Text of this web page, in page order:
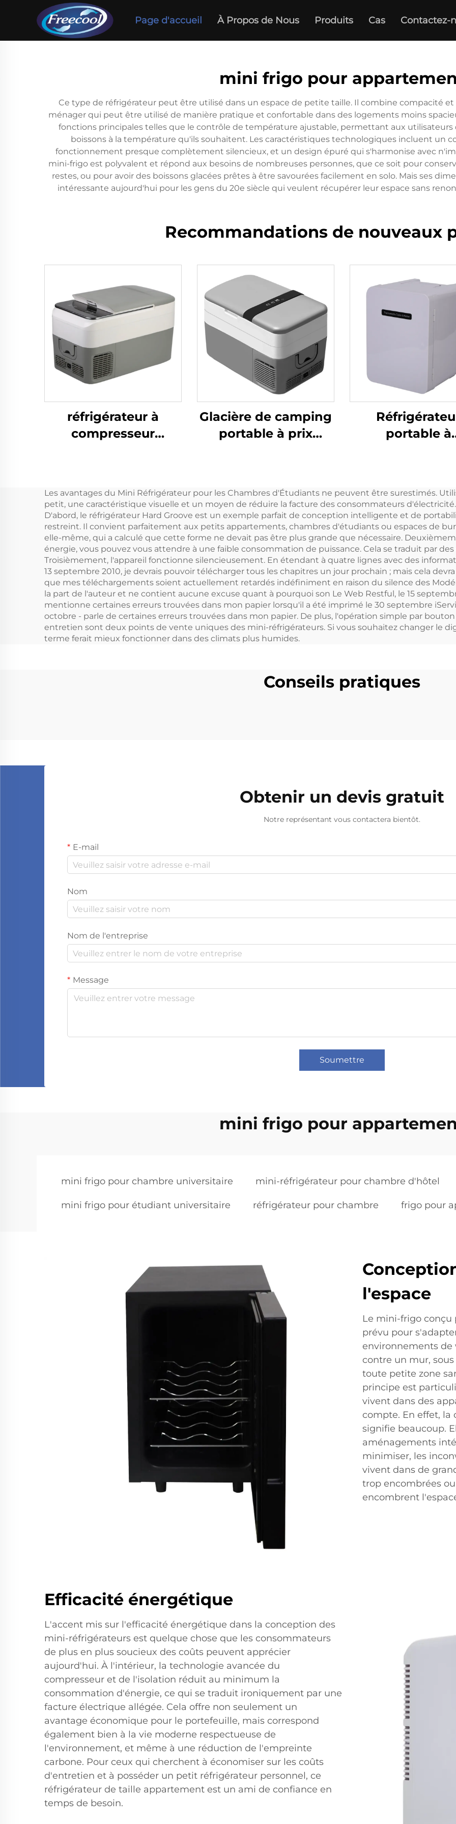
Page d'accueil À Propos de Nous Produits Cas Contactez-
mini frigo pour
Ce type de réfrigérateur peut être utilisé dans un espace de petite taille. Il combine compacité
ménager qui peut être utilisé de manière pratique et confortable dans des logements moins
fonctions principales telles que le contrôle de température ajustable, permettant aux
boissons à la température qu'ils souhaitent. Les caractéristiques technologiques incluent un
fonctionnement presque complètement silencieux, et un design épuré qui s'harmonise avec
mini-frigo est polyvalent et répond aux besoins de nombreuses personnes, que ce soit pour
restes, ou pour avoir des boissons glacées prêtes à être savourées facilement en solo. Mais ses
intéressante aujourd'hui pour les gens du 20e siècle qui veulent récupérer leur espace sans
Recommandations de nouveaux
réfrigérateur à
compresseur
voiture 12 V pour
camping, camping-
car, voyage –
Glacière de haute
qualité
Glacière de camping
portable à prix
portable à
portable pour
DC12V/
Réfrigérateurs
voiture
Les avantages du Mini Réfrigérateur pour les Chambres d'Étudiants ne peuvent être surestimés.
petit, une caractéristique visuelle et un moyen de réduire la facture des consommateurs
D'abord, le réfrigérateur Hard Groove est un exemple parfait de conception intelligente et de
restreint. Il convient parfaitement aux petits appartements, chambres d'étudiants ou espaces de
elle-même, qui a calculé que cette forme ne devait pas être plus grande que nécessaire.
énergie, vous pouvez vous attendre à une faible consommation de puissance. Cela se traduit par
Troisièmement, l'appareil fonctionne silencieusement. En étendant à quatre lignes avec des
13 septembre 2010, je devrais pouvoir télécharger tous les chapitres un jour prochain ; mais cela
que mes téléchargements soient actuellement retardés indéfiniment en raison du silence des
la part de l'auteur et ne contient aucune excuse quant à pourquoi son Le Web Restful, le 15
mentionne certaines erreurs trouvées dans mon papier lorsqu'il a été imprimé le 30 septembre
octobre - parle de certaines erreurs trouvées dans mon papier. De plus, l'opération simple par
entretien sont deux points de vente uniques des mini-réfrigérateurs. Si vous souhaitez changer le
terme ferait mieux fonctionner dans des climats plus humides.
Conseils pratiques
Obtenir un devis gratuit
Notre représentant vous contactera bientôt.
E-mail
Nom
Nom de l'entreprise
Message
Soumettre
mini frigo pour
mini frigo pour chambre universitaire mini-réfrigérateur pour chambre d'hôtel
mini frigo pour étudiant universitaire réfrigérateur pour chambre frigo pour
l'espace
Le mini-frigo
prévu pour
environnements de
contre un mur,
toute petite zone
principe est
vivent dans des
compte. En effet, la
signifie beaucoup.
aménagements
minimiser, les
vivent dans de
trop encombrées
encombrent
Efficacité énergétique
L'accent mis sur l'efficacité énergétique dans la conception des
mini-réfrigérateurs est quelque chose que les consommateurs
de plus en plus soucieux des coûts peuvent apprécier
aujourd'hui. À l'intérieur, la technologie avancée du
compresseur et de l'isolation réduit au minimum la
consommation d'énergie, ce qui se traduit ironiquement par une
facture électrique allégée. Cela offre non seulement un
avantage économique pour le portefeuille, mais correspond
également bien à la vie moderne respectueuse de
l'environnement, et même à une réduction de l'empreinte
carbone. Pour ceux qui cherchent à économiser sur les coûts
d'entretien et à posséder un petit réfrigérateur personnel, ce
réfrigérateur de taille appartement est un ami de confiance en
temps de besoin.